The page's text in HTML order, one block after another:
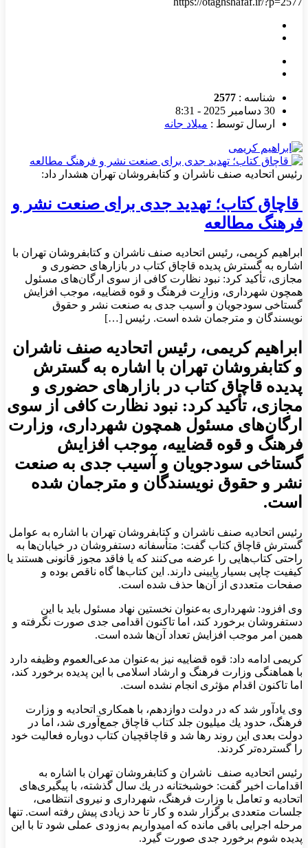
شناسه : 2577
30 دسامبر 2025 - 8:31
ارسال توسط : میلاد جانه
رئیس اتحادیه صنف ناشران و كتابفروشان تهران هشدار داد:
قاچاق كتاب؛ تهدید جدی برای صنعت نشر و
فرهنگ مطالعه
ابراهیم كریمی، رئیس اتحادیه صنف ناشران و كتابفروشان تهران با
اشاره به گسترش پدیده قاچاق كتاب در بازارهای حضوری و
مجازی، تأكید كرد: نبود نظارت كافی از سوی ارگان‌های مسئول
همچون شهرداری، وزارت فرهنگ و قوه قضاییه، موجب افزایش
گستاخی سودجویان و آسیب جدی به صنعت نشر و حقوق
نویسندگان و مترجمان شده است. رئیس […]
ابراهیم كریمی، رئیس اتحادیه صنف ناشران
و كتابفروشان تهران با اشاره به گسترش
پدیده قاچاق كتاب در بازارهای حضوری و
مجازی، تأكید كرد: نبود نظارت كافی از سوی
ارگان‌های مسئول همچون شهرداری، وزارت
فرهنگ و قوه قضاییه، موجب افزایش
گستاخی سودجویان و آسیب جدی به صنعت
نشر و حقوق نویسندگان و مترجمان شده
است.
رئیس اتحادیه صنف ناشران و كتابفروشان تهران با اشاره به عوامل
گسترش قاچاق كتاب گفت: متأسفانه دستفروشان در خیابان‌ها به
راحتی كتاب‌هایی را عرضه می‌كنند كه یا فاقد مجوز قانونی هستند یا
كیفیت چاپی بسیار پایینی دارند. این كتاب‌ها گاه ناقص بوده و
صفحات متعددی از آن‌ها حذف شده است.
وی افزود: شهرداری به‌عنوان نخستین نهاد مسئول باید با این
دستفروشان برخورد كند، اما تاكنون اقدامی جدی صورت نگرفته و
همین امر موجب افزایش تعداد آن‌ها شده است.
كریمی ادامه داد: قوه قضاییه نیز به‌عنوان مدعی‌العموم وظیفه دارد
با هماهنگی وزارت فرهنگ و ارشاد اسلامی با این پدیده برخورد كند،
اما تاكنون اقدام مؤثری انجام نشده است.
وی یادآور شد كه در دولت دوازدهم، با همكاری اتحادیه و وزارت
فرهنگ، حدود یك میلیون جلد كتاب قاچاق جمع‌آوری شد، اما در
دولت بعدی این روند رها شد و قاچاقچیان كتاب دوباره فعالیت خود
را گسترده‌تر كردند.
رئیس اتحادیه صنف ناشران و كتابفروشان تهران با اشاره به
اقدامات اخیر گفت: خوشبختانه در یك سال گذشته، با پیگیری‌های
اتحادیه و تعامل با وزارت فرهنگ، شهرداری و نیروی انتظامی،
جلسات متعددی برگزار شده و كار تا حد زیادی پیش رفته است. تنها
مرحله اجرایی باقی مانده كه امیدواریم به‌زودی عملی شود تا با این
پدیده شوم برخورد جدی صورت گیرد.